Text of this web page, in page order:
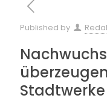
Published by